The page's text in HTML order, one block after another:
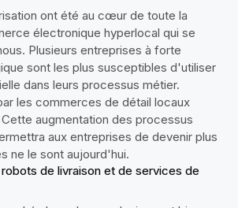
ont été au cœur de toute la
électronique hyperlocal qui se
Plusieurs entreprises à forte
sont les plus susceptibles d'utiliser
dans leurs processus métier.
les commerces de détail locaux
augmentation des processus
aux entreprises de devenir plus
ne le sont aujourd'hui.
de livraison et de services de